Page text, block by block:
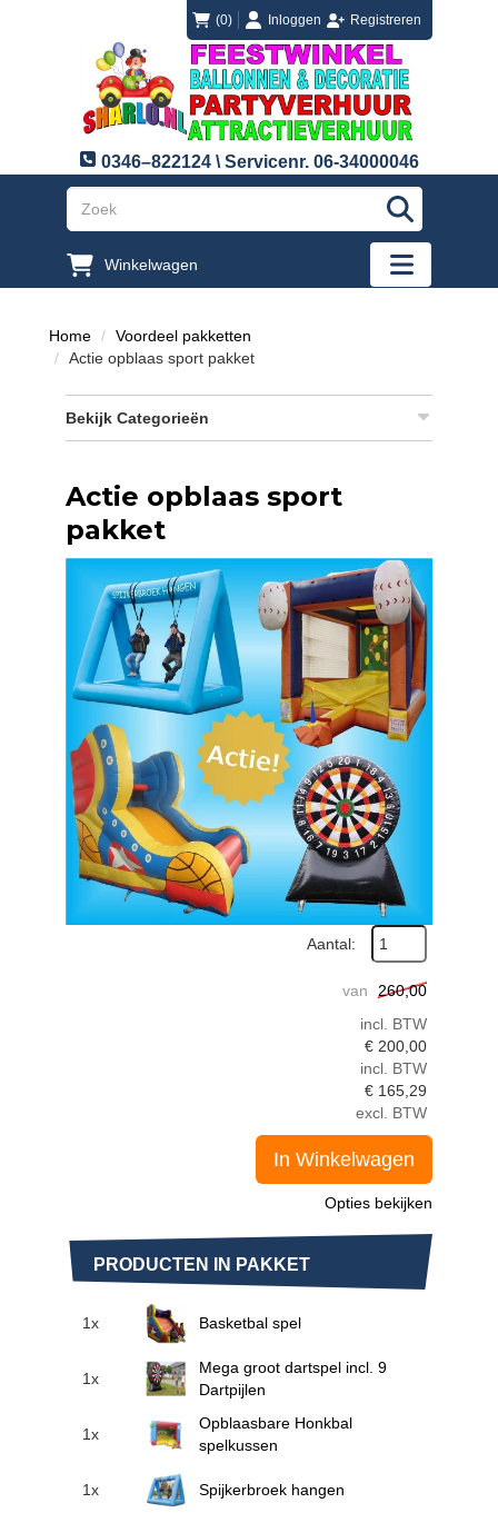
(0) loginInloggen
registreren Registreren
0346–822124 \ Servicenr. 06-34000046
"Zoeken
Winkelwagen
"Toggle
Home
Voordeel pakketten
Actie opblaas sport pakket
Bekijk Categorieën
Actie opblaas sport
pakket
Aantal:
260,00
van
incl. BTW
€ 200,00
incl. BTW
€ 165,29
excl. BTW
In Winkelwagen
Opties bekijken
PRODUCTEN IN PAKKET
1x Basketbal spel
1x
Mega groot dartspel incl. 9
Dartpijlen
1x
Opblaasbare Honkbal
spelkussen
1x Spijkerbroek hangen